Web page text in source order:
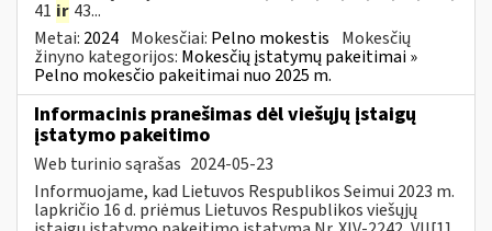
41 ir 43...
Metai: 2024 Mokesčiai: Pelno mokestis Mokesčių
žinyno kategorijos: Mokesčių įstatymų pakeitimai »
Pelno mokesčio pakeitimai nuo 2025 m.
Informacinis pranešimas dėl viešųjų įstaigų
įstatymo pakeitimo
Web turinio sąrašas 2024-05-23
Informuojame, kad Lietuvos Respublikos Seimui 2023 m.
lapkričio 16 d. priėmus Lietuvos Respublikos viešųjų